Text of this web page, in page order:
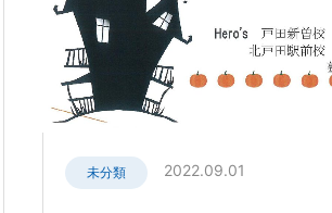
未分類 2022.09.01